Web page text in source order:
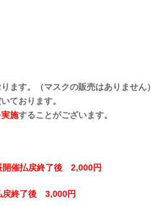
ります。（マスクの販売はありません）
ております。
施することがございます。
催払戻終了後 2,000円
終了後 3,000円